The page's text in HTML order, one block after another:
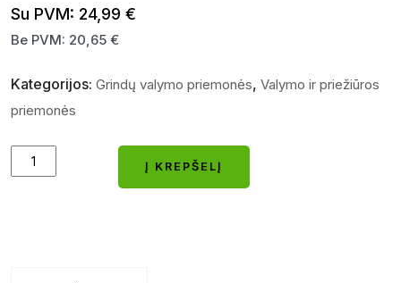
Su PVM: 24,99 €
Be PVM: 20,65 €
Kategorijos: Grindų valymo priemonės, Valymo ir priežiūros
priemonės
Į KREPŠELĮ